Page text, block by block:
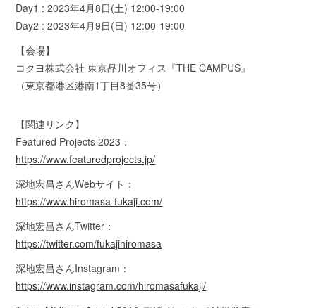
Day1 : 2023年4月8日(土) 12:00-19:00
Day2 : 2023年4月9日(日) 12:00-19:00
【会場】
コクヨ株式会社 東京品川オフィス『THE CAMPUS』
（東京都港区港南1丁目8番35号）
【関連リンク】
Featured Projects 2023：
https://www.featuredprojects.jp/
深地宏昌さんWebサイト：
https://www.hiromasa-fukaji.com/
深地宏昌さんTwitter：
https://twitter.com/fukajihiromasa
深地宏昌さんInstagram：
https://www.instagram.com/hiromasafukaji/